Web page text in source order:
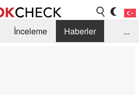
İnceleme
Haberler
...